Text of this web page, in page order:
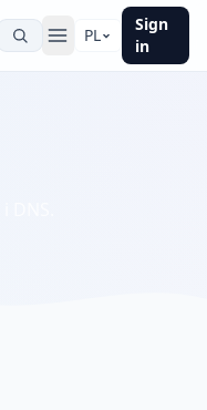
PL
Sign
in